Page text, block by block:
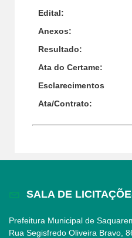
Edital:
Anexos:
Resultado:
Ata do Certame:
Esclarecimentos
Ata/Contrato:
SALA DE
Prefeitura Municipal de
Rua Segisfredo Oliveira Bravo,